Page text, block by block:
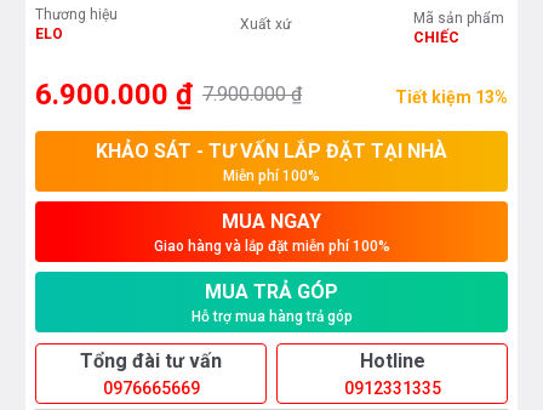
Thương hiệu
ELO
Xuất xứ
Mã sản phẩm
CHIẾC
6.900.000 ₫ 7.900.000 ₫ Tiết kiệm 13%
KHẢO SÁT - TƯ VẤN LẮP ĐẶT TẠI NHÀ
Miễn phí 100%
MUA NGAY
Giao hàng và lắp đặt miễn phí 100%
MUA TRẢ GÓP
Hỗ trợ mua hàng trả góp
Tổng đài tư vấn
0976665669
Hotline
0912331335